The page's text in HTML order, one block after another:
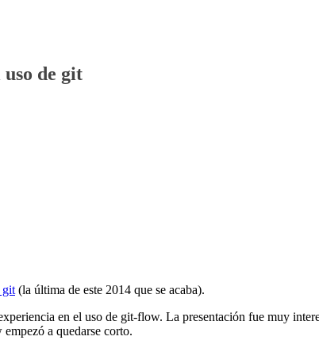
de git
git (la última de este 2014 que se acaba).
en el uso de git-flow. La presentación fue muy
a quedarse corto.